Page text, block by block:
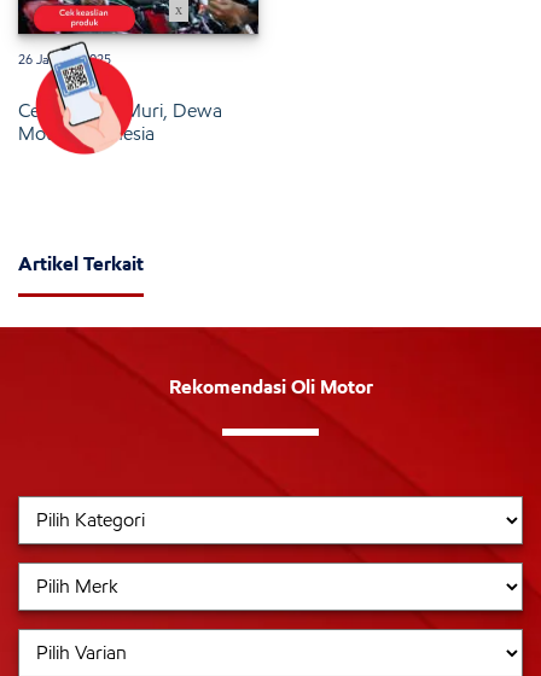
26 Januari 2025
Cetak Rekor Muri, Dewa
Motor Indonesia
Artikel Terkait
Rekomendasi Oli Motor
x